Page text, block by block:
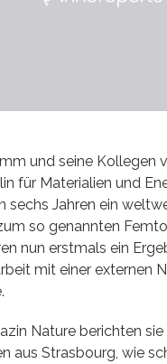
und seine Kollegen
für Materialien und
sechs Jahren ein
so genannten
nun erstmals ein
mit einer externen
Nature berichten
aus Strasbourg, wie